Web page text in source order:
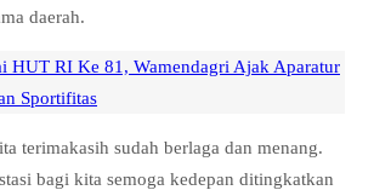
daerah.
HUT RI Ke 81, Wamendagri Ajak Aparatur
Sportifitas
terimakasih sudah berlaga dan menang.
bagi kita semoga kedepan ditingkatkan